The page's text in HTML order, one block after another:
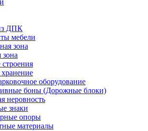
ДПК
мебели
зона
оборудование
боны (Дорожные блоки)
неровность
знаки
опоры
материалы